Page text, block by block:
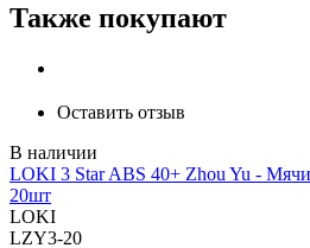
Также покупают
Оставить отзыв
LOKI 3 Star ABS 40+ Zhou Yu - Мячи
20шт
LOKI
LZY3-20